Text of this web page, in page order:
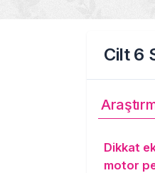
Cilt 6
Dikkat
motor